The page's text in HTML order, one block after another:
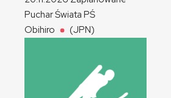
Puchar Świata PŚ
Obihiro
(JPN)